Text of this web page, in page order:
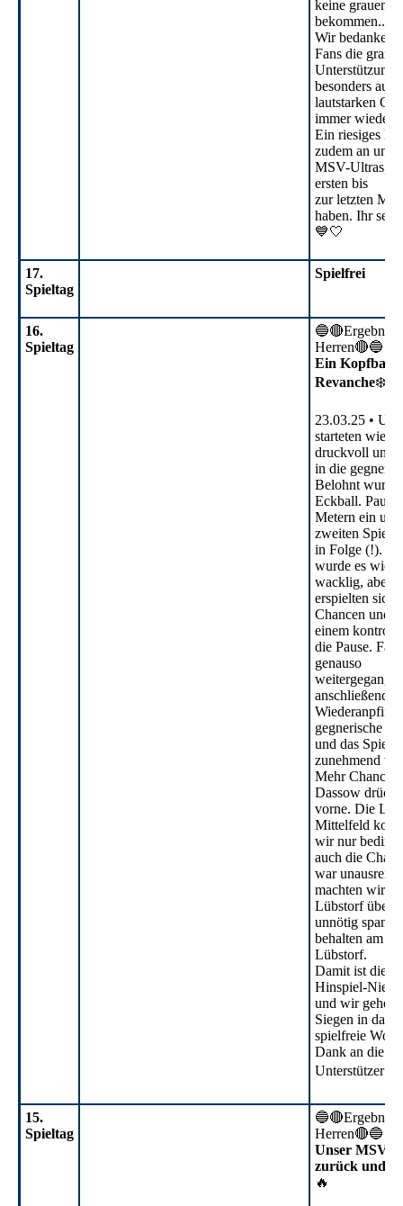
keine grauen
bekommen...“
Wir bedanken
Fans die
Unterstützung
besonders
lautstarken
immer wieder
Ein riesiges
zudem an
MSV-Ultras,
ersten bis
zur letzten
haben. Ihr
💙🤍
17.
Spieltag
Spielfrei
16.
Spieltag
Herren🔴🔵
Ein
Revanche❄️
23.03.25 •
starteten wie
druckvoll und
in die
Belohnt wurde
Eckball. Paul
Metern ein
zweiten Spiel
in Folge (!). Im
wurde es
wacklig, aber
erspielten sich
Chancen und
einem
die Pause.
genauso
anschließende
Wiederanpfiff
gegnerische
und das Spiel
zunehmend
Mehr Chancen
Dassow
vorne. Die
Mittelfeld
wir nur
auch die
war
machten wir es
Lübstorf über
unnötig
behalten am
Lübstorf.
Damit ist die
Hinspiel-
und wir gehen
Siegen in das
spielfreie
Dank an die
15.
Spieltag
Herren🔴🔵
Unser MSV
zurück und
🔥